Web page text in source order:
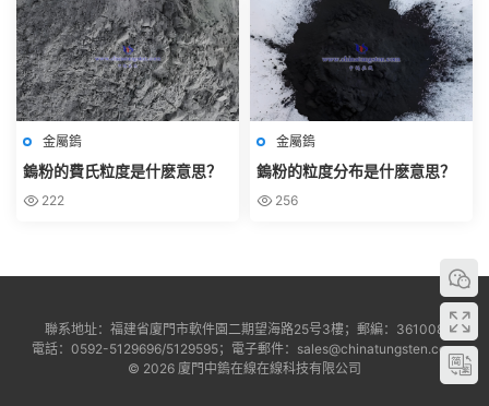
金屬鎢
鎢粉的費氏粒度是什麽意思？
222
金屬鎢
鎢粉的粒度分布是什麽意思？
256
聯系地址：福建省廈門市軟件園二期望海路25号3樓；郵編：361008
電話：0592-5129696/5129595；電子郵件：sales@chinatungsten.com
© 2026 廈門中鎢在線在線科技有限公司